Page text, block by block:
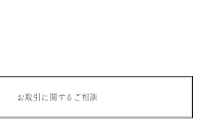
お取引に関するご相談